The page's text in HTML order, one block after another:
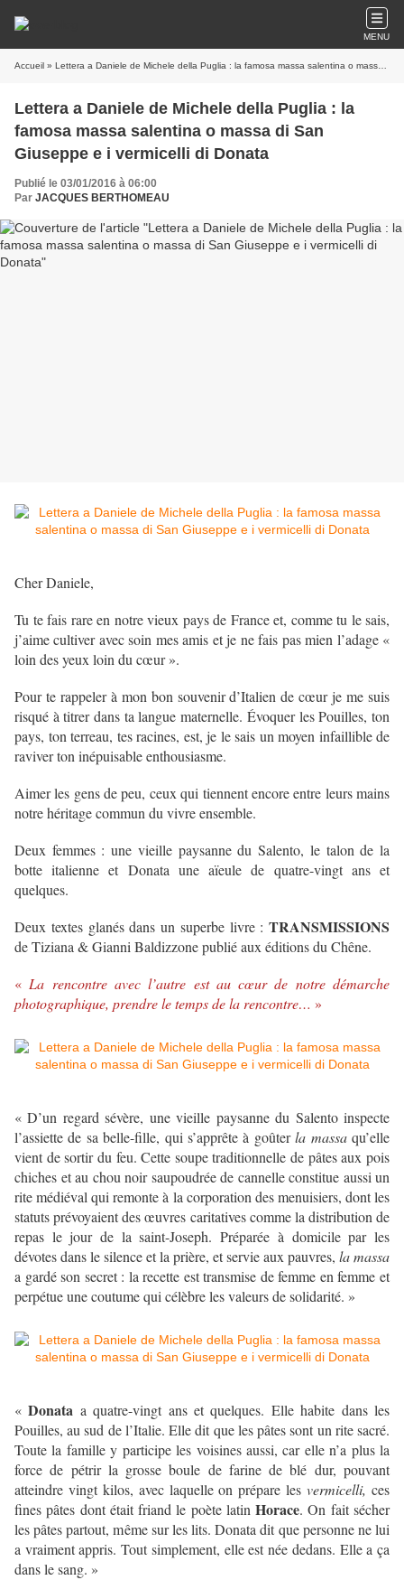
MENU
Accueil » Lettera a Daniele de Michele della Puglia : la famosa massa salentina o massa di San Giuseppe e i vermicelli di Donata
Lettera a Daniele de Michele della Puglia : la
famosa massa salentina o massa di San
Giuseppe e i vermicelli di Donata
Publié le 03/01/2016 à 06:00
Par JACQUES BERTHOMEAU
Cher Daniele,
Tu te fais rare en notre vieux pays de France et, comme tu le sais,
j’aime cultiver avec soin mes amis et je ne fais pas mien l’adage «
loin des yeux loin du cœur ».
Pour te rappeler à mon bon souvenir d’Italien de cœur je me suis
risqué à titrer dans ta langue maternelle. Évoquer les Pouilles, ton
pays, ton terreau, tes racines, est, je le sais un moyen infaillible de
raviver ton inépuisable enthousiasme.
Aimer les gens de peu, ceux qui tiennent encore entre leurs mains
notre héritage commun du vivre ensemble.
Deux femmes : une vieille paysanne du Salento, le talon de la
botte italienne et Donata une aïeule de quatre-vingt ans et
quelques.
Deux textes glanés dans un superbe livre : TRANSMISSIONS
de Tiziana & Gianni Baldizzone publié aux éditions du Chêne.
« La rencontre avec l’autre est au cœur de notre démarche
photographique, prendre le temps de la rencontre… »
« D’un regard sévère, une vieille paysanne du Salento inspecte
l’assiette de sa belle-fille, qui s’apprête à goûterla massaqu’elle
vient de sortir du feu. Cette soupe traditionnelle de pâtes aux pois
chiches et au chou noir saupoudrée de cannelle constitue aussi un
rite médiéval qui remonte à la corporation des menuisiers, dont les
statuts prévoyaient des œuvres caritatives comme la distribution de
repas le jour de la saint-Joseph. Préparée à domicile par les
dévotes dans le silence et la prière, et servie aux pauvres, la massa
a gardé son secret : la recette est transmise de femme en femme et
perpétue une coutume qui célèbre les valeurs de solidarité. »
«Donata a quatre-vingt ans et quelques. Elle habite dans les
Pouilles, au sud de l’Italie. Elle dit que les pâtes sont un rite sacré.
Toute la famille y participe les voisines aussi, car elle n’a plus la
force de pétrir la grosse boule de farine de blé dur, pouvant
atteindre vingt kilos, avec laquelle on prépare lesvermicelli, ces
fines pâtes dont était friand le poète latinHorace. On fait sécher
les pâtes partout, même sur les lits. Donata dit que personne ne lui
a vraiment appris. Tout simplement, elle est née dedans. Elle a ça
dans le sang. »